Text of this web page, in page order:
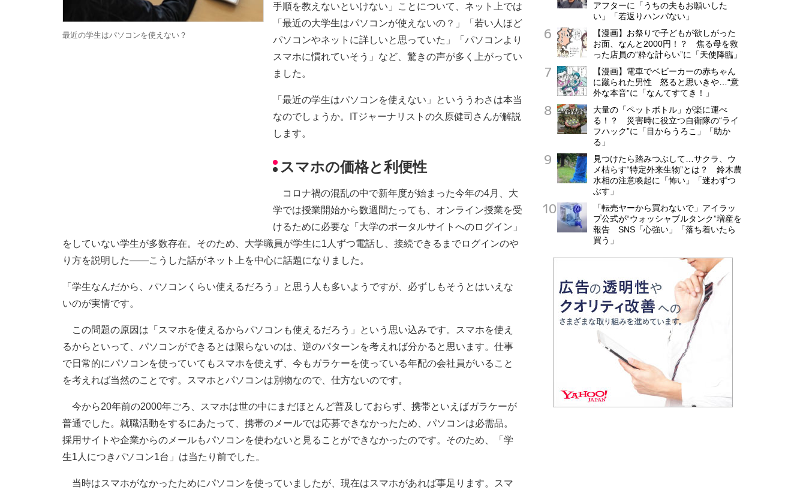
最近の学生はパソコンを使えない？
手順を教えないといけない」ことについて、ネット上では
「最近の大学生はパソコンが使えないの？」「若い人ほど
パソコンやネットに詳しいと思っていた」「パソコンより
スマホに慣れていそう」など、驚きの声が多く上がってい
ました。
「最近の学生はパソコンを使えない」といううわさは本当
なのでしょうか。ITジャーナリストの久原健司さんが解説
します。
スマホの価格と利便性
コロナ禍の混乱の中で新年度が始まった今年の4月、大
学では授業開始から数週間たっても、オンライン授業を受
けるために必要な「大学のポータルサイトへのログイン」
をしていない学生が多数存在。そのため、大学職員が学生に1人ずつ電話し、接続できるまでログインのや
り方を説明した――こうした話がネット上を中心に話題になりました。
「学生なんだから、パソコンくらい使えるだろう」と思う人も多いようですが、必ずしもそうとはいえな
いのが実情です。
この問題の原因は「スマホを使えるからパソコンも使えるだろう」という思い込みです。スマホを使え
るからといって、パソコンができるとは限らないのは、逆のパターンを考えれば分かると思います。仕事
で日常的にパソコンを使っていてもスマホを使えず、今もガラケーを使っている年配の会社員がいること
を考えれば当然のことです。スマホとパソコンは別物なので、仕方ないのです。
今から20年前の2000年ごろ、スマホは世の中にまだほとんど普及しておらず、携帯といえばガラケーが
普通でした。就職活動をするにあたって、携帯のメールでは応募できなかったため、パソコンは必需品。
採用サイトや企業からのメールもパソコンを使わないと見ることができなかったのです。そのため、「学
生1人につきパソコン1台」は当たり前でした。
当時はスマホがなかったためにパソコンを使っていましたが、現在はスマホがあれば事足ります。スマ
アフターに「うちの夫もお願いした
い」「若返りハンパない」
【漫画】お祭りで子どもが欲しがった
お面、なんと2000円！？ 焦る母を救
った店員の“粋な計らい”に「天使降臨」
【漫画】電車でベビーカーの赤ちゃん
に蹴られた男性 怒ると思いきや…“意
外な本音”に「なんてすてき！」
大量の「ペットボトル」が楽に運べ
る！？ 災害時に役立つ自衛隊の“ライ
フハック”に「目からうろこ」「助か
る」
見つけたら踏みつぶして…サクラ、ウ
メ枯らす“特定外来生物”とは？ 鈴木農
水相の注意喚起に「怖い」「迷わずつ
ぶす」
「転売ヤーから買わないで」アイラッ
プ公式が“ウォッシャブルタンク”増産を
報告 SNS「心強い」「落ち着いたら
買う」